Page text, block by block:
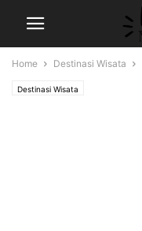
Home Destinasi Wisata
Destinasi Wisata